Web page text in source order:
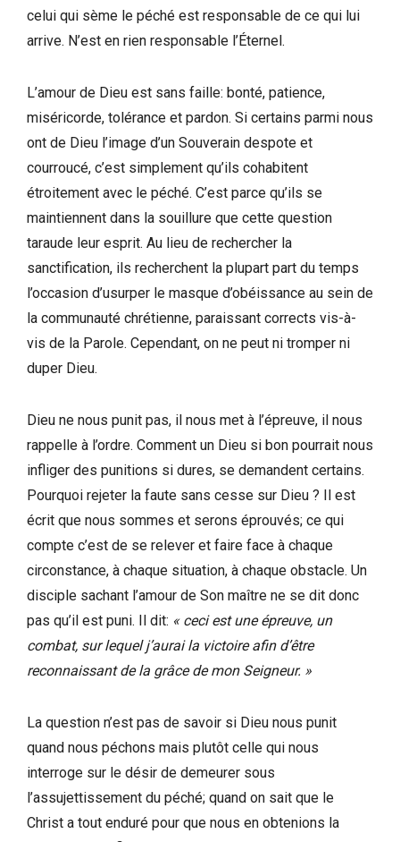
celui qui sème le péché est responsable de ce qui lui
arrive. N’est en rien responsable l’Éternel.
L’amour de Dieu est sans faille: bonté, patience,
miséricorde, tolérance et pardon. Si certains parmi nous
ont de Dieu l’image d’un Souverain despote et
courroucé, c’est simplement qu’ils cohabitent
étroitement avec le péché. C’est parce qu’ils se
maintiennent dans la souillure que cette question
taraude leur esprit. Au lieu de rechercher la
sanctification, ils recherchent la plupart part du temps
l’occasion d’usurper le masque d’obéissance au sein de
la communauté chrétienne, paraissant corrects vis-à-
vis de la Parole. Cependant, on ne peut ni tromper ni
duper Dieu.
Dieu ne nous punit pas, il nous met à l’épreuve, il nous
rappelle à l’ordre. Comment un Dieu si bon pourrait nous
infliger des punitions si dures, se demandent certains.
Pourquoi rejeter la faute sans cesse sur Dieu ? Il est
écrit que nous sommes et serons éprouvés; ce qui
compte c’est de se relever et faire face à chaque
circonstance, à chaque situation, à chaque obstacle. Un
disciple sachant l’amour de Son maître ne se dit donc
pas qu’il est puni. Il dit: « ceci est une épreuve, un
combat, sur lequel j’aurai la victoire afin d’être
reconnaissant de la grâce de mon Seigneur. »
La question n’est pas de savoir si Dieu nous punit
quand nous péchons mais plutôt celle qui nous
interroge sur le désir de demeurer sous
l’assujettissement du péché; quand on sait que le
Christ a tout enduré pour que nous en obtenions la